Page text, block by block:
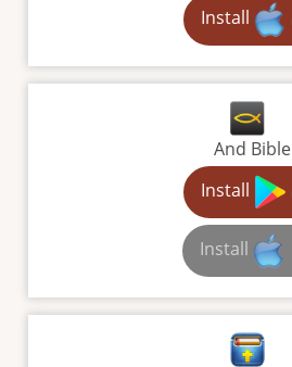
Install
And Bible
Install
Install